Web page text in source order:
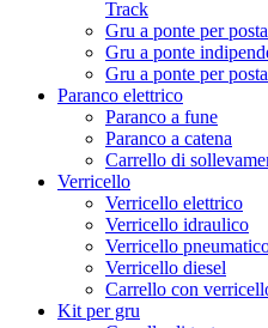
Track
Gru a ponte per
Gru a ponte
Gru a ponte per
Paranco elettrico
Paranco a fune
Paranco a catena
Carrello di
Verricello
Verricello elettrico
Verricello idraulico
Verricello
Verricello diesel
Carrello con
Kit per gru